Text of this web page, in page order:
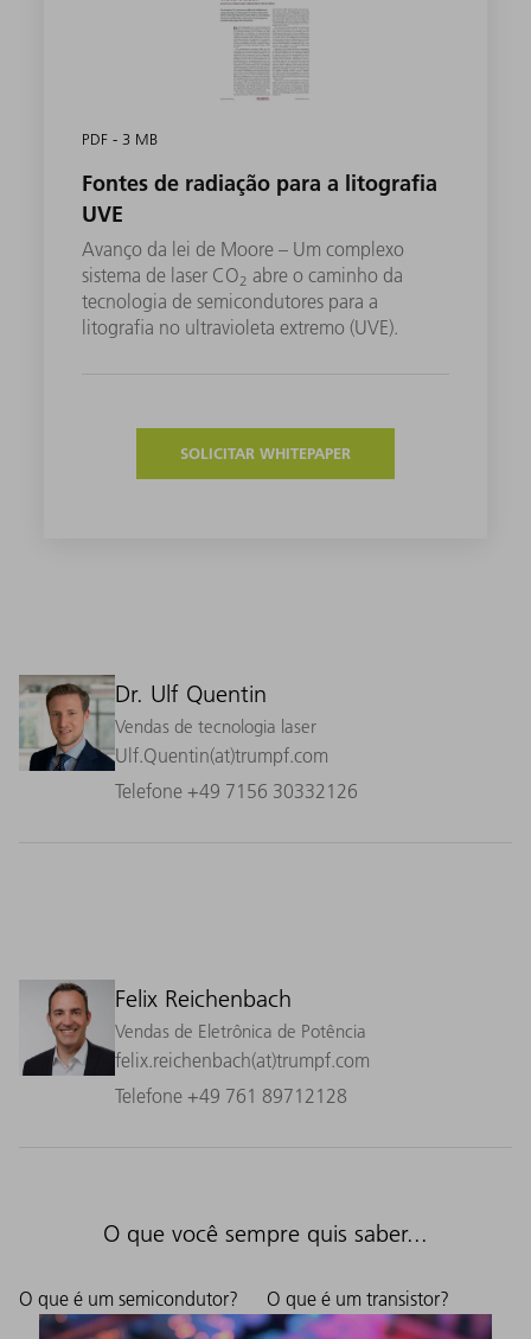
PDF - 3 MB
Fontes de radiação para a litografia
UVE
Avanço da lei de Moore – Um complexo
sistema de laser CO2 abre o caminho da
tecnologia de semicondutores para a
litografia no ultravioleta extremo (UVE).
SOLICITAR WHITEPAPER
Dr. Ulf Quentin
Vendas de tecnologia laser
Ulf.Quentin(at)trumpf.com
Telefone +49 7156 30332126
Felix Reichenbach
Vendas de Eletrônica de Potência
felix.reichenbach(at)trumpf.com
Telefone +49 761 89712128
O que você sempre quis saber...
O que é um semicondutor? O que é um transistor?